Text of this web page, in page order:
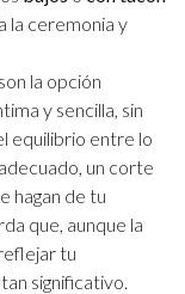
la ceremonia y
son la opción
y sencilla, sin
equilibrio entre lo
un corte
hagan de tu
que, aunque la
tu
significativo.